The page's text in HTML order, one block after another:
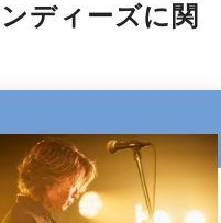
ディーズに関